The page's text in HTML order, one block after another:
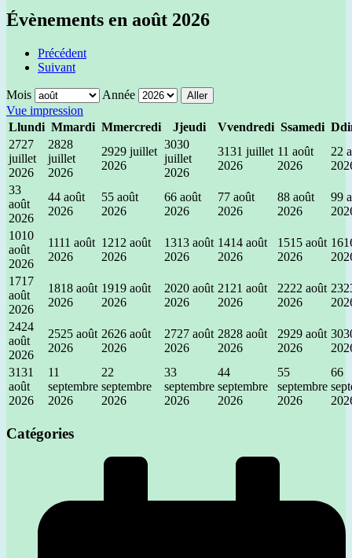
Évènements en août 2026
Précédent
Suivant
Mois
Année
Vue impression
Llundi Mmardi Mmercredi Jjeudi Vvendredi Ssamedi D
2727
juillet
2026
2828
juillet
2026
2929 juillet
2026
3030
juillet
2026
3131 juillet
2026
11 août
2026
22
33
août
2026
44 août
2026
55 août
2026
66 août
2026
77 août
2026
88 août
2026
99
1010
août
2026
1111 août
2026
1212 août
2026
1313 août
2026
1414 août
2026
1515 août
2026
16
1717
août
2026
1818 août
2026
1919 août
2026
2020 août
2026
21 21 août
2026
2222 août
2026
23
2424
août
2026
2525 août
2026
2626 août
2026
2727 août
2026
2828 août
2026
2929 août
2026
30
3131
août
2026
11
septembre
2026
22
septembre
2026
33
septembre
2026
44
septembre
2026
55
septembre
2026
66
Catégories